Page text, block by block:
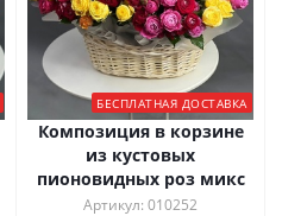
БЕСПЛАТНАЯ ДОСТАВКА
Композиция в корзине
из кустовых
пионовидных роз микс
Артикул: 010252